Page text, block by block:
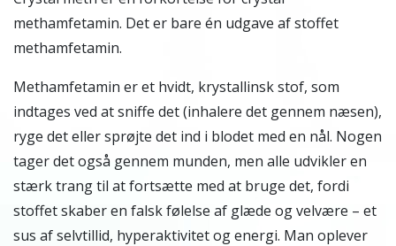
methamfetamin. Det er bare én udgave af stoffet
methamfetamin.
Methamfetamin er et hvidt, krystallinsk stof, som
indtages ved at sniffe det (inhalere det gennem næsen),
ryge det eller sprøjte det ind i blodet med en nål. Nogen
tager det også gennem munden, men alle udvikler en
stærk trang til at fortsætte med at bruge det, fordi
stoffet skaber en falsk følelse af glæde og velvære – et
sus af selvtillid, hyperaktivitet og energi. Man oplever